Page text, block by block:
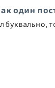
один
буквально,